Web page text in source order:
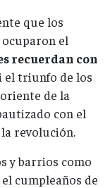
que los
el
recuerdan con
el triunfo de los
de la
con el
revolución.
y barrios como
cumpleaños de